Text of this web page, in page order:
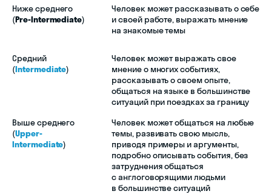
Ниже среднего
(Pre-Intermediate)
Человек может рассказывать о себе
и своей работе, выражать мнение
на знакомые темы
Средний
(Intermediate)
Человек может выражать свое
мнение о многих событиях,
рассказывать о своем опыте,
общаться на языке в большинстве
ситуаций при поездках за границу
Выше среднего
(Upper-
Intermediate)
Человек может общаться на любые
темы, развивать свою мысль,
приводя примеры и аргументы,
подробно описывать события, без
затруднения общаться
с англоговорящими людьми
в большинстве ситуаций